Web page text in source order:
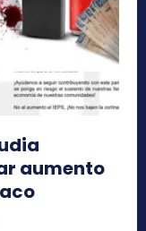
aumento